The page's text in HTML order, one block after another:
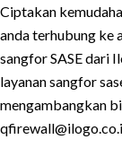
Ciptakan
anda terhubung ke
sangfor SASE dari
layanan sangfor
mengambangkan